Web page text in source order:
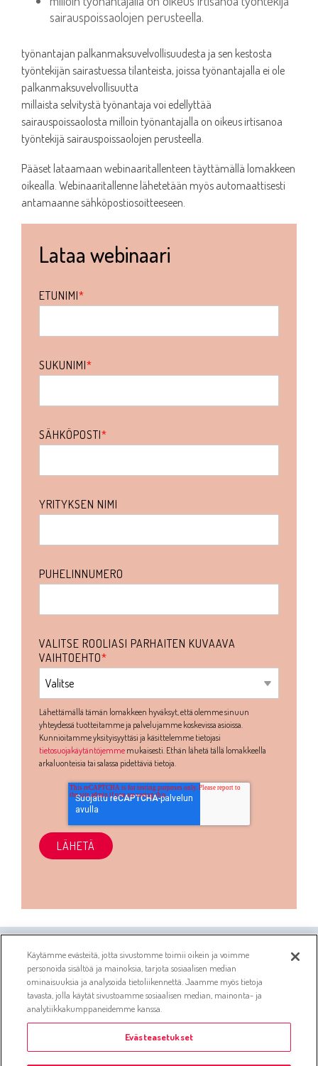
sairauspoissaolojen perusteella.
työnantajan palkanmaksuvelvollisuudesta ja sen kestosta
työntekijän sairastuessa tilanteista, joissa työnantajalla ei ole
palkanmaksuvelvollisuutta
millaista selvitystä työnantaja voi edellyttää
sairauspoissaolosta milloin työnantajalla on oikeus irtisanoa
työntekijä sairauspoissaolojen perusteella.
Pääset lataamaan webinaaritallenteen täyttämällä lomakkeen
oikealla. Webinaaritallenne lähetetään myös automaattisesti
antamaanne sähköpostiosoitteeseen.
Lataa webinaari
ETUNIMI*
SUKUNIMI*
SÄHKÖPOSTI*
YRITYKSEN NIMI
PUHELINNUMERO
VALITSE ROOLIASI PARHAITEN KUVAAVA
VAIHTOEHTO*
Lähettämällä tämän lomakkeen hyväksyt, että olemme sinuun
yhteydessä tuotteitamme ja palvelujamme koskevissa asioissa.
Kunnioitamme yksityisyyttäsi ja käsittelemme tietojasi
tietosuojakäytäntöjemme mukaisesti. Ethän lähetä tällä lomakkeella
arkaluonteisia tai salassa pidettäviä tietoja.
Evästetiedot Asiakaspalvelujärjestelmän tietosuojaseloste
Simo tietosuojaseloste Whistleblowing-ilmoituskanava
Käytämme evästeitä, jotta sivustomme toimii oikein ja voimme
personoida sisältöä ja mainoksia, tarjota sosiaalisen median
ominaisuuksia ja analysoida tietoliikennettä. Jaamme myös tietoja
tavasta, jolla käytät sivustoamme sosiaalisen median, mainonta- ja
analytiikkakumppaneidemme kanssa.
Evästeasetukset